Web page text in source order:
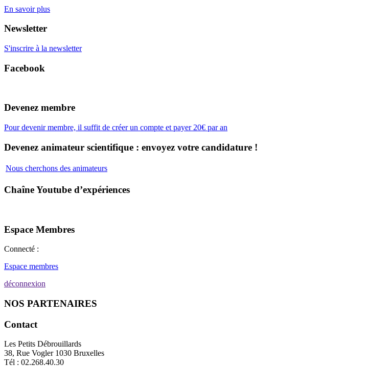
En savoir plus
Newsletter
S'inscrire à la newsletter
Facebook
Devenez membre
Pour devenir membre, il suffit de créer un compte et payer 20€ par an
Devenez animateur scientifique : envoyez votre candidature !
Nous cherchons des animateurs
Chaîne Youtube d’expériences
Espace Membres
Connecté :
Espace membres
déconnexion
NOS PARTENAIRES
Contact
Les Petits Débrouillards
38, Rue Vogler 1030 Bruxelles
Tél : 02.268.40.30